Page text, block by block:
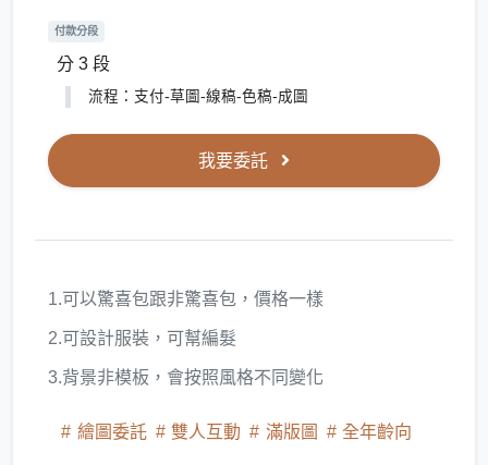
付款分段
分 3 段
流程：支付-草圖-線稿-色稿-成圖
我要委託
1.可以驚喜包跟非驚喜包，價格一樣
2.可設計服裝，可幫編髮
3.背景非模板，會按照風格不同變化
繪圖委託 雙人互動 滿版圖 全年齡向